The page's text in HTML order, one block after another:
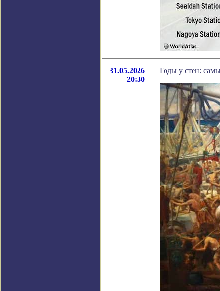
31.05.2026
20:30
Годы у стен: